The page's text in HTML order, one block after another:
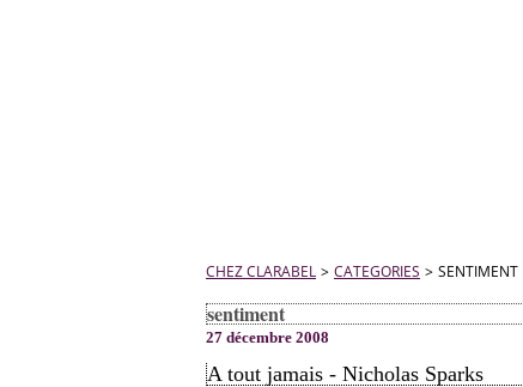
CHEZ CLARABEL > CATEGORIES > SENTIMENT
sentiment
27 décembre 2008
A tout jamais - Nicholas Sparks